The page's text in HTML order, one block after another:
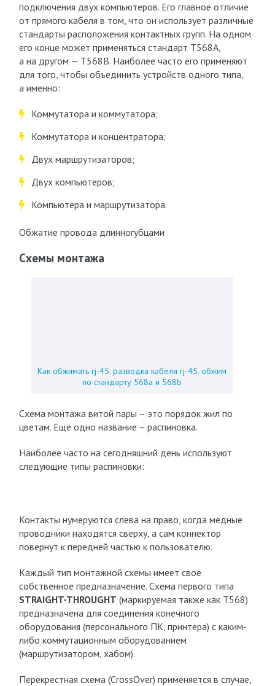
подключения двух компьютеров. Его главное отличие
от прямого кабеля в том, что он использует различные
стандарты расположения контактных групп. На одном
его конце может применяться стандарт T568A,
а на другом — T568B. Наиболее часто его применяют
для того, чтобы объединить устройств одного типа,
а именно:
Коммутатора и коммутатора;
Коммутатора и концентратора;
Двух маршрутизаторов;
Двух компьютеров;
Компьютера и маршрутизатора.
Обжатие провода длинногубцами
Схемы монтажа
Как обжимать rj-45. разводка кабеля rj-45. обжим
по стандарту 568a и 568b
Схема монтажа витой пары – это порядок жил по
цветам. Ещё одно название – распиновка.
Наиболее часто на сегодняшний день используют
следующие типы распиновки:
Контакты нумеруются слева на право, когда медные
проводники находятся сверху, а сам коннектор
повернут к передней частью к пользователю.
Каждый тип монтажной схемы имеет свое
собственное предназначение. Схема первого типа
STRAIGHT-THROUGHT (маркируемая также как T568)
предназначена для соединения конечного
оборудования (персонального ПК, принтера) с каким-
либо коммутационным оборудованием
(маршрутизатором, хабом).
Перекрестная схема (CrossOver) применяется в случае,